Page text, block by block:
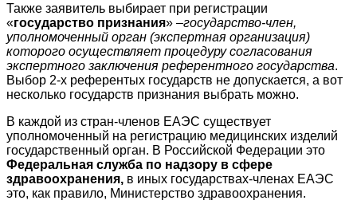
Также заявитель выбирает при регистрации
«государство признания» –государство-член,
уполномоченный орган (экспертная организация)
которого осуществляет процедуру согласования
экспертного заключения референтного государства.
Выбор 2-х референтых государств не допускается, а вот
несколько государств признания выбрать можно.
В каждой из стран-членов ЕАЭС существует
уполномоченный на регистрацию медицинских изделий
государственный орган. В Российской Федерации это
Федеральная служба по надзору в сфере
здравоохранения, в иных государствах-членах ЕАЭС
это, как правило, Министерство здравоохранения.